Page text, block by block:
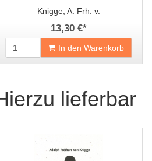
Knigge, A. Frh. v.
13,30 €*
In den Warenkorb
lieferbar